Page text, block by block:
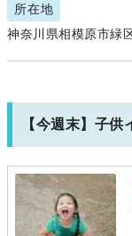
所在地
神奈川県相模原市緑
【今週末】子供